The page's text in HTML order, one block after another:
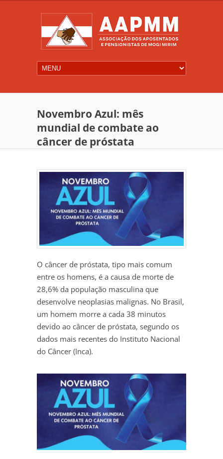
Novembro Azul: mês
mundial de combate ao
câncer de próstata
O câncer de próstata, tipo mais comum
entre os homens, é a causa de morte de
28,6% da população masculina que
desenvolve neoplasias malignas. No Brasil,
um homem morre a cada 38 minutos
devido ao câncer de próstata, segundo os
dados mais recentes do Instituto Nacional
do Câncer (Inca).